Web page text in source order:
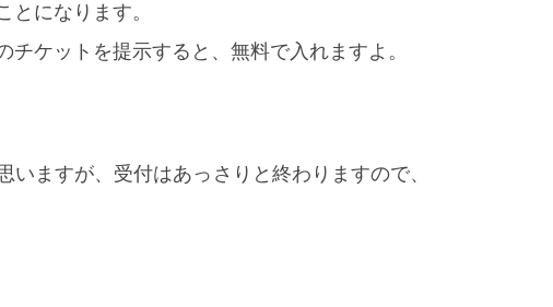
になります。
ケットを提示すると、無料で入れますよ。
ますが、受付はあっさりと終わりますので、